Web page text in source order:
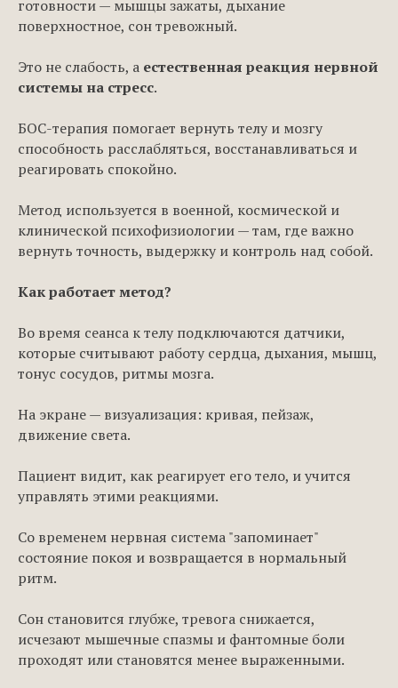
готовности — мышцы зажаты, дыхание
поверхностное, сон тревожный.
Это не слабость, а естественная реакция нервной
системы на стресс.
БОС-терапия помогает вернуть телу и мозгу
способность расслабляться, восстанавливаться и
реагировать спокойно.
Метод используется в военной, космической и
клинической психофизиологии — там, где важно
вернуть точность, выдержку и контроль над собой.
Как работает метод?
Во время сеанса к телу подключаются датчики,
которые считывают работу сердца, дыхания, мышц,
тонус сосудов, ритмы мозга.
На экране — визуализация: кривая, пейзаж,
движение света.
Пациент видит, как реагирует его тело, и учится
управлять этими реакциями.
Со временем нервная система "запоминает"
состояние покоя и возвращается в нормальный
ритм.
Сон становится глубже, тревога снижается,
исчезают мышечные спазмы и фантомные боли
проходят или становятся менее выраженными.